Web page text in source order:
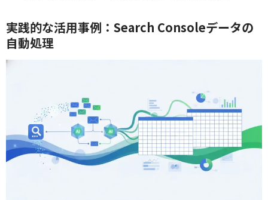
実践的な活用事例：Search Consoleデータの
自動処理